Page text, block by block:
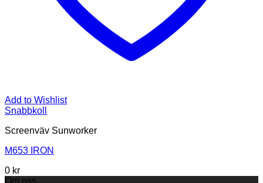
Add to Wishlist
Snabbkoll
Screenväv Sunworker
M653 IRON
0 kr
Om oss